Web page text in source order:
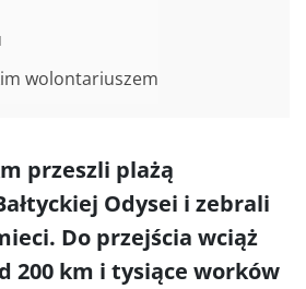
wolontariuszem
przeszli plażą
Odysei i zebrali
Do przejścia wciąż
200 km i tysiące worków